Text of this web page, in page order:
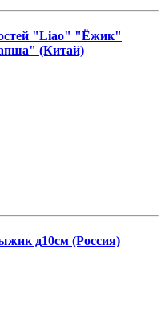
"Liao" "Ёжик"
(Китай)
д10см (Россия)